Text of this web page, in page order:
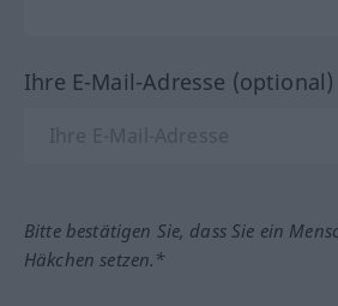
Ihre E-Mail-Adresse (optional)
Bitte bestätigen Sie, dass Sie ein
Häkchen setzen.*